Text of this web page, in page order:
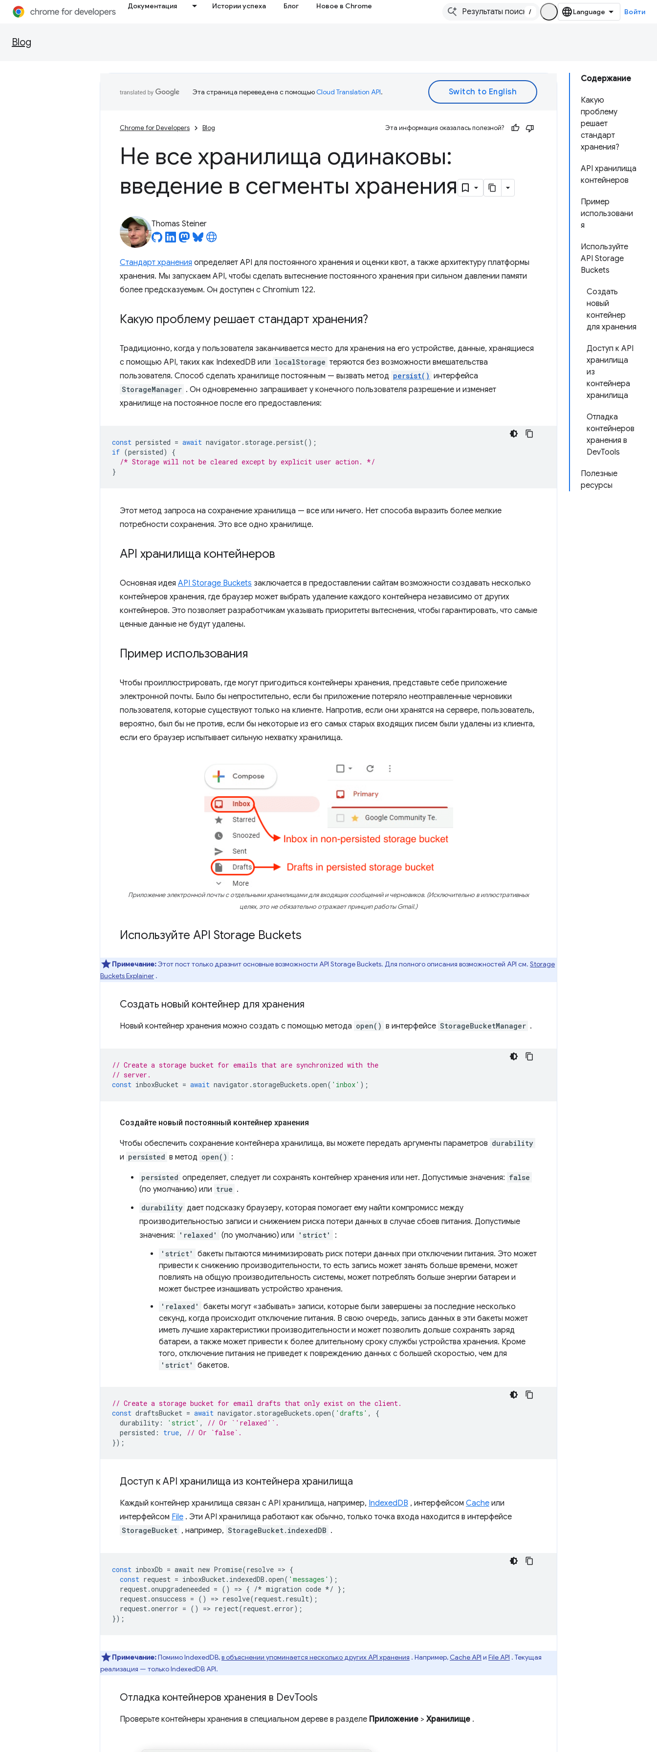
Документация Истории успеха Блог Новое в Chrome
/ Войти
Blog
Содержание
Какую
проблему
решает
стандарт
хранения?
API хранилища
контейнеров
Пример
использовани
я
Используйте
API Storage
Buckets
Создать
новый
контейнер
для хранения
Доступ к API
хранилища
из
контейнера
хранилища
Отладка
контейнеров
хранения в
DevTools
Полезные
ресурсы
Эта страница переведена с помощьюCloud Translation API.
Chrome for Developers Blog Эта информация оказалась полезной?
Не все хранилища одинаковы:
введение в сегменты хранения
Thomas Steiner
Стандарт хранения определяет API для постоянного хранения и оценки квот, а также архитектуру платформы
хранения. Мы запускаем API, чтобы сделать вытеснение постоянного хранения при сильном давлении памяти
более предсказуемым. Он доступен с Chromium 122.
Какую проблему решает стандарт хранения?
Традиционно, когда у пользователя заканчивается место для хранения на его устройстве, данные, хранящиеся
с помощью API, таких как IndexedDB или localStorage теряются без возможности вмешательства
пользователя. Способ сделать хранилище постоянным — вызвать метод persist() интерфейса
StorageManager . Он одновременно запрашивает у конечного пользователя разрешение и изменяет
хранилище на постоянное после его предоставления:
const persisted = await navigator . storage.persist();
if (persisted)
{
/* Storage will not be cleared except by explicit user action. */
}
Этот метод запроса на сохранение хранилища — все или ничего. Нет способа выразить более мелкие
потребности сохранения. Это все одно хранилище.
API хранилища контейнеров
Основная идея API Storage Buckets заключается в предоставлении сайтам возможности создавать несколько
контейнеров хранения, где браузер может выбрать удаление каждого контейнера независимо от других
контейнеров. Это позволяет разработчикам указывать приоритеты вытеснения, чтобы гарантировать, что самые
ценные данные не будут удалены.
Пример использования
Чтобы проиллюстрировать, где могут пригодиться контейнеры хранения, представьте себе приложение
электронной почты. Было бы непростительно, если бы приложение потеряло неотправленные черновики
пользователя, которые существуют только на клиенте. Напротив, если они хранятся на сервере, пользователь,
вероятно, был бы не против, если бы некоторые из его самых старых входящих писем были удалены из клиента,
если его браузер испытывает сильную нехватку хранилища.
Приложение электронной почты с отдельными хранилищами для входящих сообщений и черновиков. (Исключительно в иллюстративных
целях, это не обязательно отражает принцип работы Gmail.)
Используйте API Storage Buckets
Примечание:Этот пост только дразнит основные возможности API Storage Buckets. Для полного описания возможностей API см. Storage
Buckets Explainer .
Создать новый контейнер для хранения
Новый контейнер хранения можно создать с помощью метода open() в интерфейсе StorageBucketManager .
// Create a storage bucket for emails that are synchronized with the
// server.
const inboxBucket = await navigator . storageBuckets .open( 'inbox' );
Создайте новый постоянный контейнер хранения
Чтобы обеспечить сохранение контейнера хранилища, вы можете передать аргументы параметров durability
и persisted в метод open() :
persisted определяет, следует ли сохранять контейнер хранения или нет. Допустимые значения: false
(по умолчанию) или true .
durability дает подсказку браузеру, которая помогает ему найти компромисс между
производительностью записи и снижением риска потери данных в случае сбоев питания. Допустимые
значения:
'relaxed' (по умолчанию) или 'strict' :
'strict'
бакеты пытаются минимизировать риск потери данных при отключении питания. Это может
привести к снижению производительности, то есть запись может занять больше времени, может
повлиять на общую производительность системы, может потреблять больше энергии батареи и
может быстрее изнашивать устройство хранения.
'relaxed'
бакеты могут «забывать» записи, которые были завершены за последние несколько
секунд, когда происходит отключение питания. В свою очередь, запись данных в эти бакеты может
иметь лучшие характеристики производительности и может позволить дольше сохранять заряд
батареи, а также может привести к более длительному сроку службы устройства хранения. Кроме
того, отключение питания не приведет к повреждению данных с большей скоростью, чем для
'strict' бакетов.
// Create a storage bucket for email drafts that only exist on the client.
const draftsBucket = await navigator . storageBuckets .open( 'drafts' ,
{
durability : 'strict' ,
// Or `'relaxed'`.
persisted : true,
// Or `false`.
});
Доступ к API хранилища из контейнера хранилища
Каждый контейнер хранилища связан с API хранилища, например, IndexedDB , интерфейсом Cache или
интерфейсом File . Эти API хранилища работают как обычно, только точка входа находится в интерфейсе
StorageBucket , например, StorageBucket.indexedDB .
const inboxDb = await new Promise(resolve => {
const request = inboxBucket. indexedDB .open( 'messages' );
request.onupgradeneeded = () => { /* migration code */ };
request.onsuccess = () => resolve(request. result);
request.onerror = () => reject(request. error);
});
Примечание:Помимо IndexedDB,в объяснении упоминается несколько других API хранения . Например, Cache API и File API . Текущая
реализация — только IndexedDB API.
Отладка контейнеров хранения в DevTools
Проверьте контейнеры хранения в специальном дереве в разделе Приложение > Хранилище .